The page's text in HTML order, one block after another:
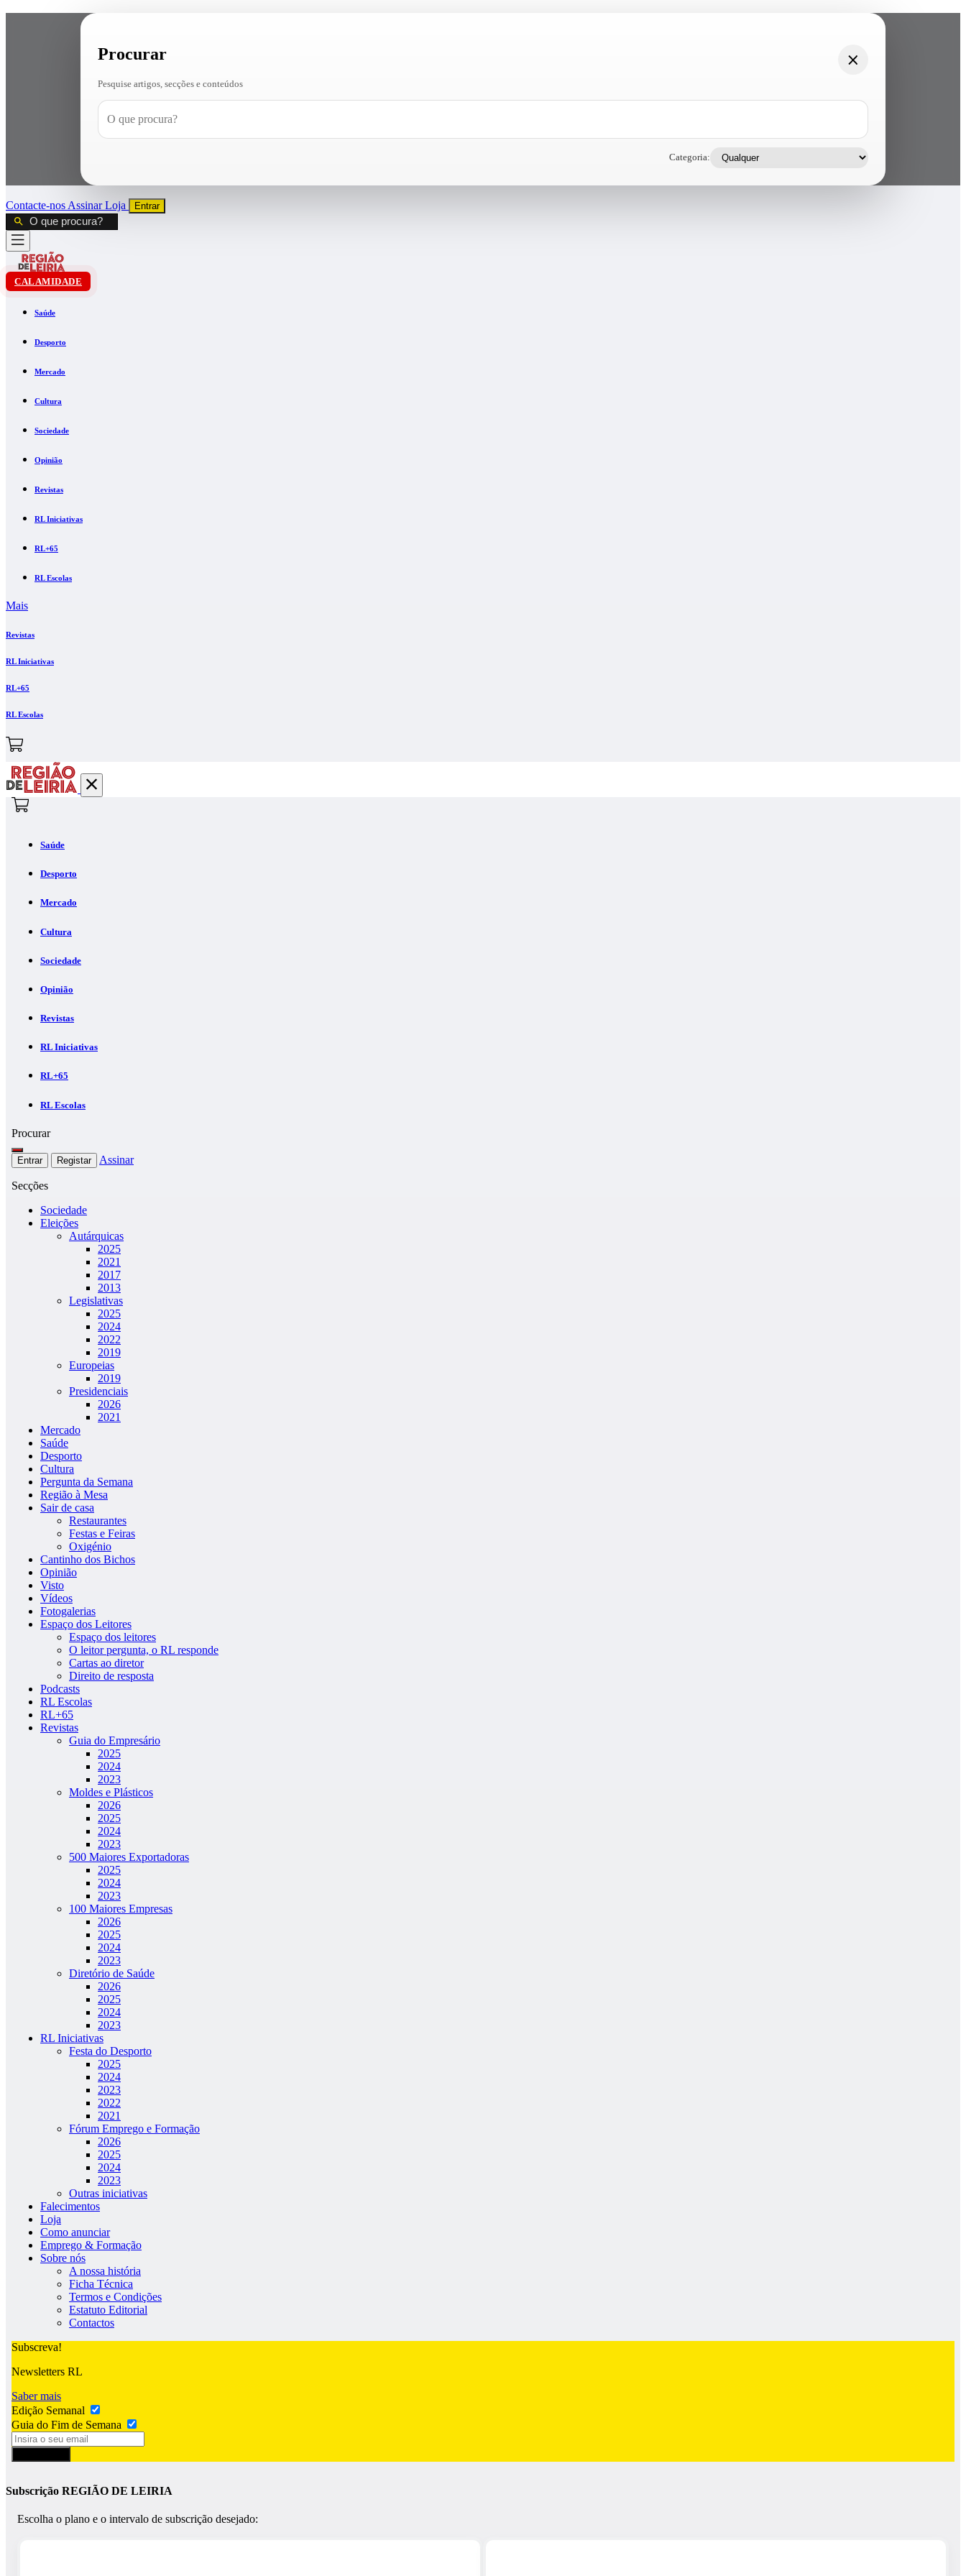
Procurar
Pesquise artigos, secções e conteúdos
Categoria:
Contacte-nos AssinarLoja Entrar
CALAMIDADE
Saúde
Desporto
Mercado
Cultura
Sociedade
Opinião
Revistas
RL Iniciativas
RL+65
RL Escolas
Mais
Revistas
RL Iniciativas
RL+65
RL Escolas
Saúde
Desporto
Mercado
Cultura
Sociedade
Opinião
Revistas
RL Iniciativas
RL+65
RL Escolas
Procurar
Entrar Registar Assinar
Secções
Sociedade
Eleições
Autárquicas
2025
2021
2017
2013
Legislativas
2025
2024
2022
2019
Europeias
2019
Presidenciais
2026
2021
Mercado
Saúde
Desporto
Cultura
Pergunta da Semana
Região à Mesa
Sair de casa
Restaurantes
Festas e Feiras
Oxigénio
Cantinho dos Bichos
Opinião
Visto
Vídeos
Fotogalerias
Espaço dos Leitores
Espaço dos leitores
O leitor pergunta, o RL responde
Cartas ao diretor
Direito de resposta
Podcasts
RL Escolas
RL+65
Revistas
Guia do Empresário
2025
2024
2023
Moldes e Plásticos
2026
2025
2024
2023
500 Maiores Exportadoras
2025
2024
2023
100 Maiores Empresas
2026
2025
2024
2023
Diretório de Saúde
2026
2025
2024
2023
RL Iniciativas
Festa do Desporto
2025
2024
2023
2022
2021
Fórum Emprego e Formação
2026
2025
2024
2023
Outras iniciativas
Falecimentos
Loja
Como anunciar
Emprego & Formação
Sobre nós
A nossa história
Ficha Técnica
Termos e Condições
Estatuto Editorial
Contactos
Subscreva!
Newsletters RL
Saber mais
Edição Semanal
Guia do Fim de Semana
Subscrição REGIÃO DE LEIRIA
Escolha o plano e o intervalo de subscrição desejado: